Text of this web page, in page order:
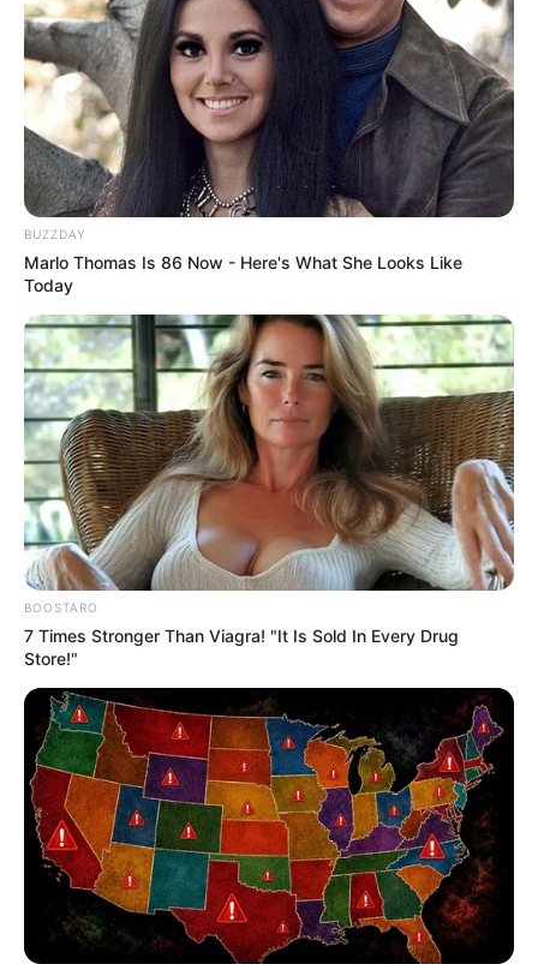
BUZZDAY
Marlo Thomas Is 86 Now - Here's What She Looks Like
Today
BOOSTARO
7 Times Stronger Than Viagra! "It Is Sold In Every Drug
Store!"